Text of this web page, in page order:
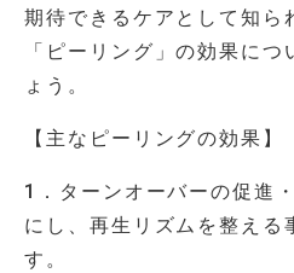
期待できるケアとして知ら
「ピーリング」の効果に
ょう。
【主なピーリングの効果】
1．ターンオーバーの促進
にし、再生リズムを整える
す。